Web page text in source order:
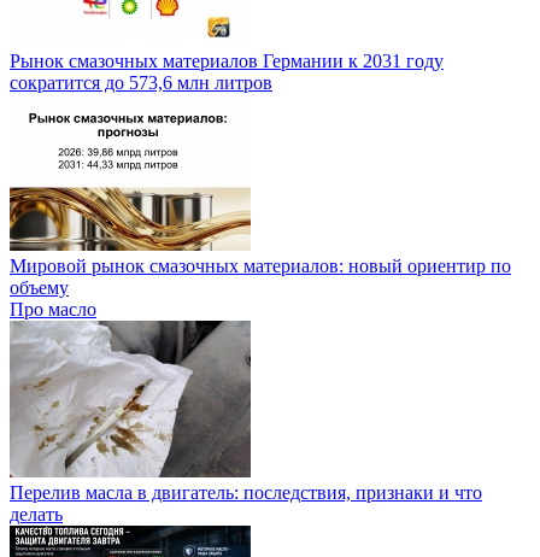
Рынок смазочных материалов Германии к 2031 году
сократится до 573,6 млн литров
Мировой рынок смазочных материалов: новый ориентир по
объему
Про масло
Перелив масла в двигатель: последствия, признаки и что
делать